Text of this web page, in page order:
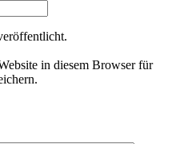
in diesem Browser für